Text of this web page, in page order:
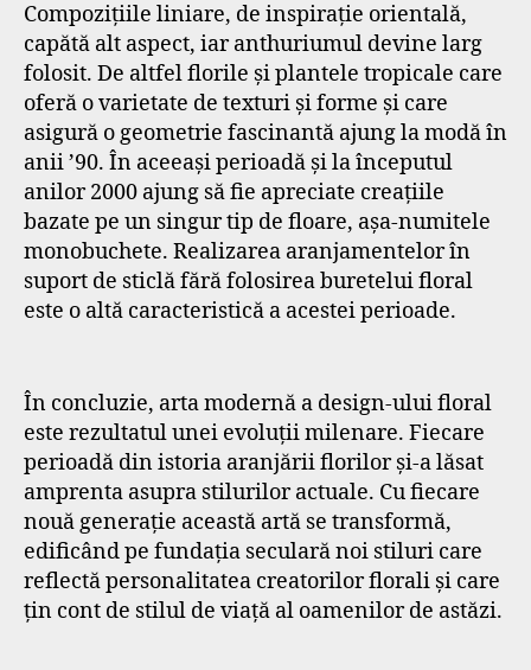
Compozițiile liniare, de inspirație orientală,
capătă alt aspect, iar anthuriumul devine larg
folosit. De altfel florile și plantele tropicale care
oferă o varietate de texturi și forme și care
asigură o geometrie fascinantă ajung la modă în
anii ’90. În aceeași perioadă și la începutul
anilor 2000 ajung să fie apreciate creațiile
bazate pe un singur tip de floare, așa-numitele
monobuchete. Realizarea aranjamentelor în
suport de sticlă fără folosirea buretelui floral
este o altă caracteristică a acestei perioade.
În concluzie, arta modernă a design-ului floral
este rezultatul unei evoluții milenare. Fiecare
perioadă din istoria aranjării florilor și-a lăsat
amprenta asupra stilurilor actuale. Cu fiecare
nouă generație această artă se transformă,
edificând pe fundația seculară noi stiluri care
reflectă personalitatea creatorilor florali și care
țin cont de stilul de viață al oamenilor de astăzi.